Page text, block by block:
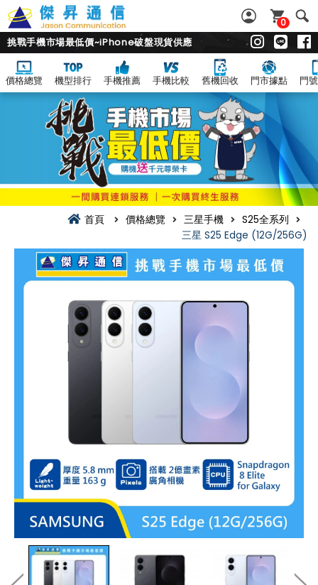
0
挑戰手機市場最低價~iPhone破盤現貨供應
價格總覽 機型排行 手機推薦 手機比較 舊機回收 門市據點 門
首頁 價格總覽 三星手機
S25全系列
三星 S25 Edge (12G/256G)